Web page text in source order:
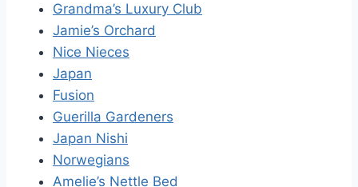
Grandma’s Luxury Club
Jamie’s Orchard
Nice Nieces
Japan
Fusion
Guerilla Gardeners
Japan Nishi
Norwegians
Amelie’s Nettle Bed